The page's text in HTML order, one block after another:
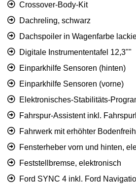
Crossover-Body-Kit
Dachreling, schwarz
Dachspoiler in Wagenfarbe
Digitale Instrumententafel 12,3""
Einparkhilfe Sensoren (hinten)
Einparkhilfe Sensoren (vorne)
Elektronisches-Stabilitäts-
Fahrspur-Assistent inkl.
Fahrwerk mit erhöhter
Fensterheber vorn und hinten,
Feststellbremse, elektronisch
Ford SYNC 4 inkl. Ford